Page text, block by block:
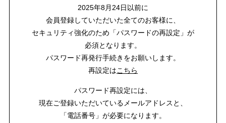
2025年8月24日以前に
会員登録していただいた全てのお客様に、
セキュリティ強化のため「パスワードの再設定」が
必須となります。
パスワード再発行手続きをお願いします。
再設定はこちら
パスワード再設定には、
現在ご登録いただいているメールアドレスと、
「電話番号」が必要になります。